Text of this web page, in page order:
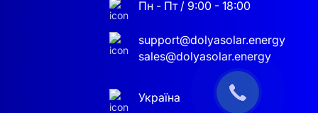
та стабільність у використанні енергії.
і безпеку. Однак важливу роль у її роботі
розподіл енергії, а також
Пн - Пт / 9:00 - 18:00
support@dolyasolar.energy
sales@dolyasolar.energy
Україна